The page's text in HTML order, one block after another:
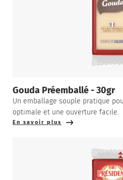
Gouda Préemballé - 30gr
Un emballage souple pratique
optimale et une ouverture facile.
En savoir plus